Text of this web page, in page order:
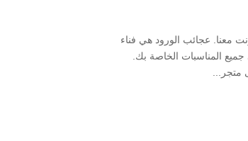
معنا. عجائب الورود هي فناء
المناسبات الخاصة بك.
متجر...